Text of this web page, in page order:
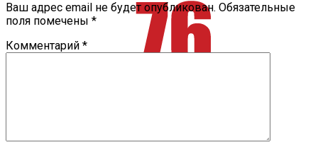
Ваш адрес email не будет опубликован. Обязательные
поля помечены *
Комментарий *